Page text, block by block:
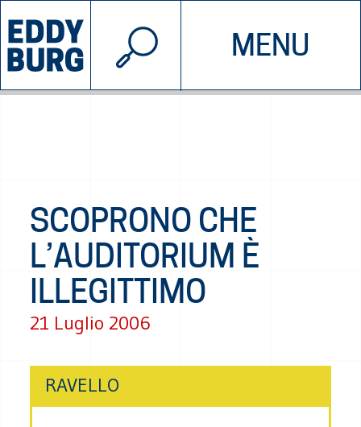
MENU
INIZIATIVE CHI SIAMO
© 2026 EDDYBURG
SCOPRONO CHE
L’AUDITORIUM È
ILLEGITTIMO
21 Luglio 2006
RAVELLO